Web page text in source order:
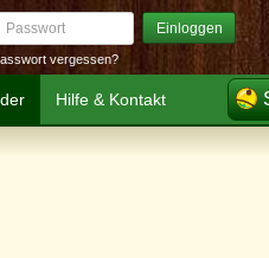
Einloggen
vergessen?
Hilfe & Kontakt